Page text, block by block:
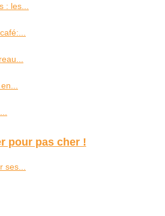
: les...
pour pas cher !